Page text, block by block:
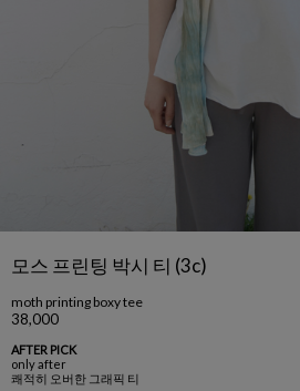
모스 프린팅 박시 티 (3c)
moth printing boxy tee
38,000
AFTER PICK
only after
쾌적히 오버한 그래픽 티